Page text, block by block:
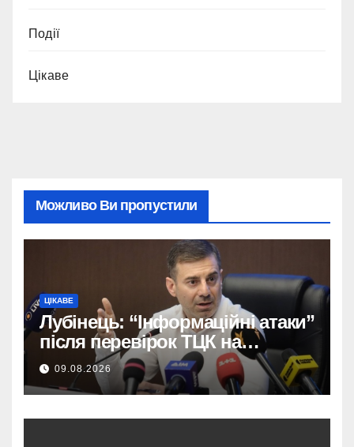
Події
Цікаве
Можливо Ви пропустили
ЦІКАВЕ
Лубінець: “Інформаційні атаки”
після перевірок ТЦК на
Закарпатті.
09.08.2026